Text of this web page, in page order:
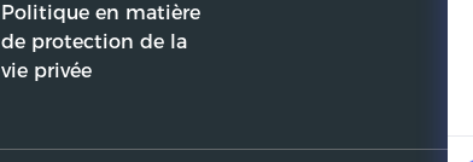
Politique en matière
de protection de la
vie privée